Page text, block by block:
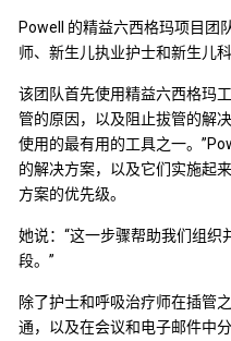
Powell 的精益六西格玛项目团
师、新生儿执业护士和新生儿
该团队首先使用精益六西格玛
管的原因，以及阻止拔管的解
使用的最有用的工具之一。
的解决方案，以及它们实施起
方案的优先级。
她说：“这一步骤帮助我们组
段。”
除了护士和呼吸治疗师在插管
通，以及在会议和电子邮件中